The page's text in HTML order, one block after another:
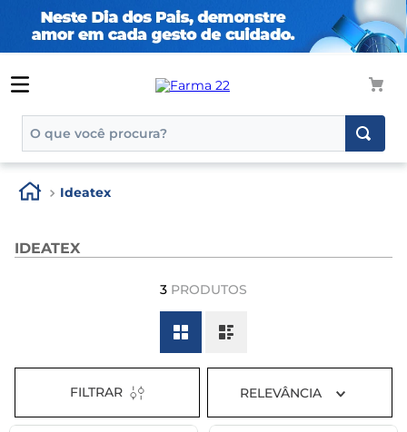
TERMOS MAIS BUSCADOS
1º
tadalafila
3º
generico
dipirona
8º
tadalafila 5mg
Ideatex
IDEATEX
3 PRODUTOS
FILTRAR RELEVÂNCIA